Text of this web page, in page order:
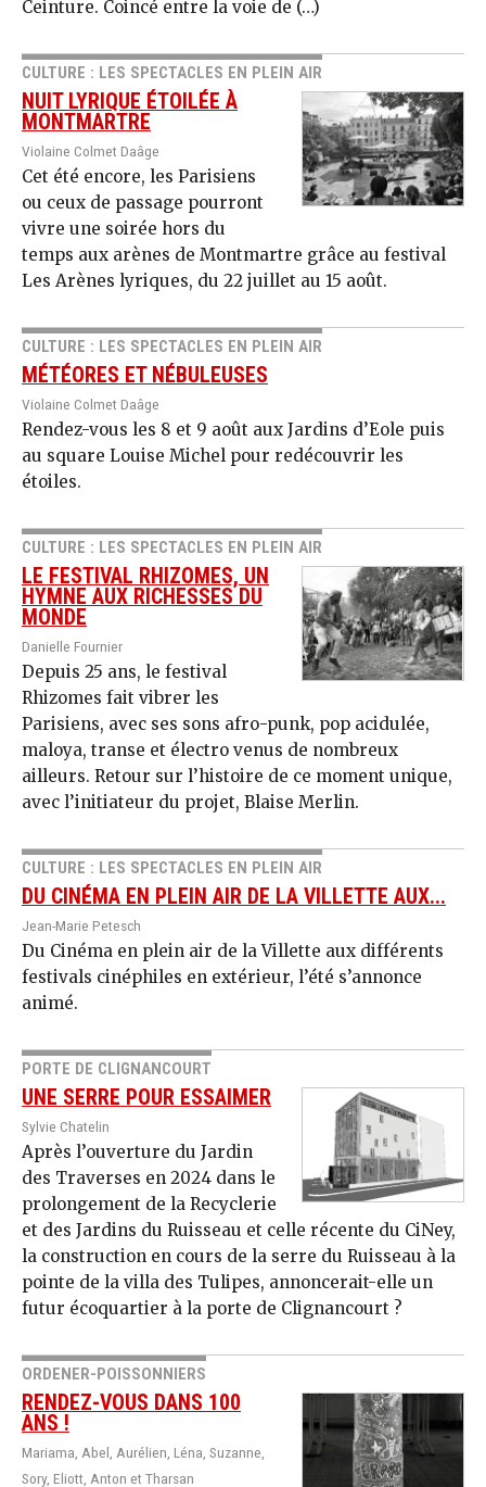
Ceinture. Coincé entre la voie de (…)
CULTURE : LES SPECTACLES EN PLEIN AIR
NUIT LYRIQUE ÉTOILÉE À
MONTMARTRE
Violaine Colmet Daâge
Cet été encore, les Parisiens
ou ceux de passage pourront
vivre une soirée hors du
temps aux arènes de Montmartre grâce au festival
Les Arènes lyriques, du 22 juillet au 15 août.
CULTURE : LES SPECTACLES EN PLEIN AIR
MÉTÉORES ET NÉBULEUSES
Violaine Colmet Daâge
Rendez-vous les 8 et 9 août aux Jardins d’Eole puis
au square Louise Michel pour redécouvrir les
étoiles.
CULTURE : LES SPECTACLES EN PLEIN AIR
LE FESTIVAL RHIZOMES, UN
HYMNE AUX RICHESSES DU
MONDE
Danielle Fournier
Depuis 25 ans, le festival
Rhizomes fait vibrer les
Parisiens, avec ses sons afro-punk, pop acidulée,
maloya, transe et électro venus de nombreux
ailleurs. Retour sur l’histoire de ce moment unique,
avec l’initiateur du projet, Blaise Merlin.
CULTURE : LES SPECTACLES EN PLEIN AIR
DU CINÉMA EN PLEIN AIR DE LA VILLETTE AUX...
Jean-Marie Petesch
Du Cinéma en plein air de la Villette aux différents
festivals cinéphiles en extérieur, l’été s’annonce
animé.
PORTE DE CLIGNANCOURT
UNE SERRE POUR ESSAIMER
Sylvie Chatelin
Après l’ouverture du Jardin
des Traverses en 2024 dans le
prolongement de la Recyclerie
et des Jardins du Ruisseau et celle récente du CiNey,
la construction en cours de la serre du Ruisseau à la
pointe de la villa des Tulipes, annoncerait-elle un
futur écoquartier à la porte de Clignancourt ?
ORDENER-POISSONNIERS
RENDEZ-VOUS DANS 100
ANS !
Mariama, Abel, Aurélien, Léna, Suzanne,
Sory, Eliott, Anton et Tharsan